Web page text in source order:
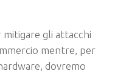
gli attacchi
mentre, per
dovremo